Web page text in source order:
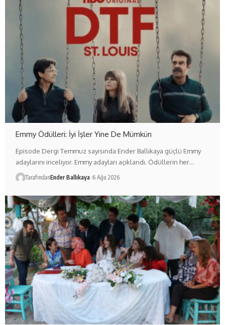
Emmy Ödülleri: İyi İşler Yine De Mümkün
Episode Dergi Temmuz sayısında Ender Ballıkaya güçlü Emmy
adaylarını inceliyor. Emmy adayları açıklandı. Ödüllerin her…
TarafındanEnder Ballıkaya 6 Ağu 2026